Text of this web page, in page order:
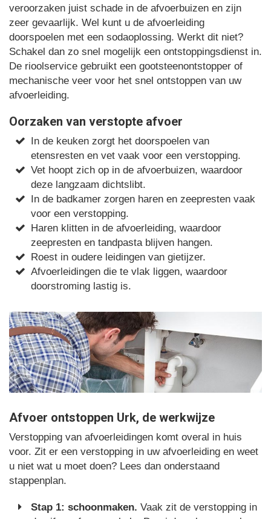
veroorzaken juist schade in de afvoerbuizen en zijn
zeer gevaarlijk. Wel kunt u de afvoerleiding
doorspoelen met een sodaoplossing. Werkt dit niet?
Schakel dan zo snel mogelijk een ontstoppingsdienst in.
De rioolservice gebruikt een gootsteenontstopper of
mechanische veer voor het snel ontstoppen van uw
afvoerleiding.
Oorzaken van verstopte afvoer
In de keuken zorgt het doorspoelen van
etensresten en vet vaak voor een verstopping.
Vet hoopt zich op in de afvoerbuizen, waardoor
deze langzaam dichtslibt.
In de badkamer zorgen haren en zeepresten vaak
voor een verstopping.
Haren klitten in de afvoerleiding, waardoor
zeepresten en tandpasta blijven hangen.
Roest in oudere leidingen van gietijzer.
Afvoerleidingen die te vlak liggen, waardoor
doorstroming lastig is.
Afvoer ontstoppen Urk, de werkwijze
Verstopping van afvoerleidingen komt overal in huis
voor. Zit er een verstopping in uw afvoerleiding en weet
u niet wat u moet doen? Lees dan onderstaand
stappenplan.
Stap 1: schoonmaken. Vaak zit de verstopping in